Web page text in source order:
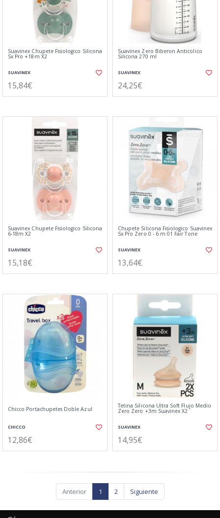
Suavinex Chupete Fisiologico Silicona
Sx Pro +18m X2
SUAVINEX
15,84€
Suavinex Zero Biberon Anticolico
Silicona 270 ml
SUAVINEX
24,25€
Suavinex Chupete Fisiologico Silicona
6-18m X2
SUAVINEX
15,18€
Chupete Silicona Fisiologico Suavinex
Sx Pro Zero 0 - 6 m 01 Fair Tone
SUAVINEX
13,64€
Chicco Portachupetes Doble Azul
CHICCO
12,86€
Tetina Silicona Ultra Soft Flujo Medio
Zero Zero +3m Suavinex X2
SUAVINEX
14,95€
Anterior 1 2 Siguiente